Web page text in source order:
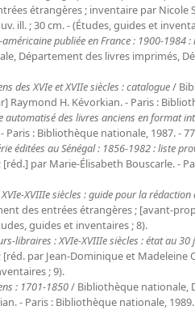
étrangères ; inventaire par
ill. ; 30 cm. - (Études, guides et
publiée en France : 1900-1984
Département des livres imprimés,
des XVIe et XVIIe siècles : catalogue/
Raymond H. Kévorkian. - Paris :
automatisé des livres anciens en format
: Bibliothèque nationale, 1987. -
éditées au Sénégal : 1856-1982 : liste
par Marie-Élisabeth Bouscarle. -
XVIIIe siècles : guide pour la
des entrées étrangères ; [avant-
guides et inventaires ; 8).
libraires : XVIe-XVIIIe siècles : état au 30
par Jean-Dominique et Madeleine
; 9).
: 1701-1850/ Bibliothèque nationale,
- Paris : Bibliothèque nationale,